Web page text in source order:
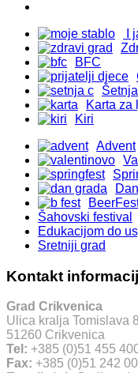
I
BFC
Karta za
Kiri
Advent
Šahovski festival
Edukacijom do
Sretniji grad
Kontakt
Grad Crikvenica
Ulica kralja Tomislava
51260 Crikvenica
Tel: +385 (0)51 455
Fax: +385 (0)51 242